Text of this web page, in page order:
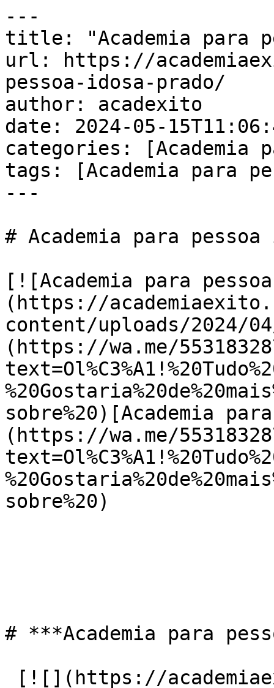
---
title: "Academia para
url: https://
pessoa-idosa-prado/
author: acadexito
date: 2024-05-
categories: [Academia
tags: [Academia para
---
# Academia para
[![Academia para
(https://
content/uploads/2024/
(https://wa.me/
sobre%20)[Academia
(https://wa.me/
sobre%20)
# ***Academia para